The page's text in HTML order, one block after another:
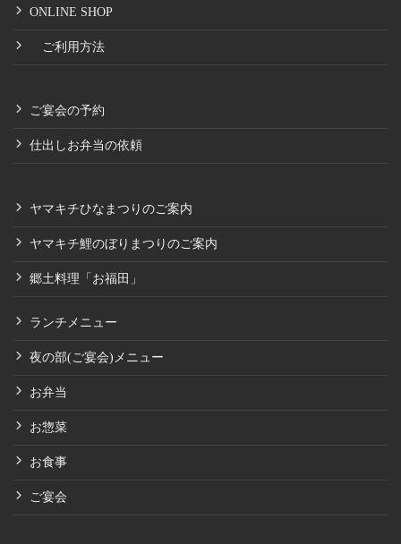
ONLINE SHOP
ご利用方法
ご宴会の予約
仕出しお弁当の依頼
ヤマキチひなまつりのご案内
ヤマキチ鯉のぼりまつりのご案内
郷土料理「お福田」
ランチメニュー
夜の部(ご宴会)メニュー
お弁当
お惣菜
お食事
ご宴会